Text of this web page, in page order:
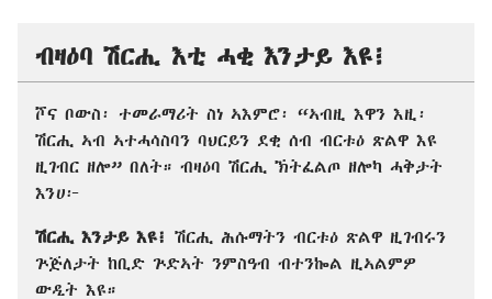
ብዛዕባ ሽርሒ እቲ ሓቂ እንታይ እዩ፧
ሾና ቦውስ፡ ተመራማሪት ስነ ኣእምሮ፡ “ኣብዚ እዋን እዚ፡
ሽርሒ ኣብ ኣተሓሳስባን ባህርይን ደቂ ሰብ ብርቱዕ ጽልዋ እዩ
ዚገብር ዘሎ” በለት። ብዛዕባ ሽርሒ ኽትፈልጦ ዘሎካ ሓቅታት
እንሀ፦
ሽርሒ እንታይ እዩ፧
ሽርሒ ሕሱማትን ብርቱዕ ጽልዋ ዚገብሩን
ጕጅለታት ከቢድ ጕድኣት ንምስዓብ ብተንኰል ዚኣልምዎ
ውዲት እዩ።